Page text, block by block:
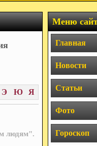
Э Ю Я
людям".
Меню
Главная
Новости
Статьи
Фото
Гороскоп